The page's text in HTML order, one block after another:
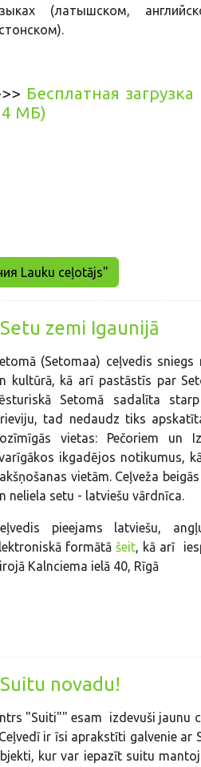
(латышском,
Бесплатная
МБ)
Lauku ceļotājs"
zemi Igaunijā
(Setomaa) ceļvedis
kultūrā, kā arī pastāstīs par
Setomā sadalīta
tad nedaudz tiks
vietas: Pečoriem un
ikgadējos notikumus,
vietām. Ceļveža
neliela setu - latviešu vārdnīca.
pieejams latviešu,
formātāšeit, kā arī
Kalnciema ielā 40, Rīgā
novadu!
"Suiti"" esam izdevuši jaunu
ir īsi aprakstīti galvenie
kur var iepazīt suitu